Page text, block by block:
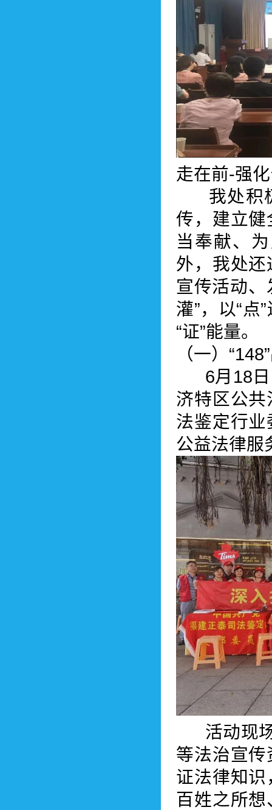
走在前-强
我处积极
传，建立
当奉献、
外，我处
宣传活动、
灌”，以“点
“证”能量。
（一）
6月18日
济特区公
法鉴定行
公益法律服
活动现场
等法治宣
证法律知
百姓之所